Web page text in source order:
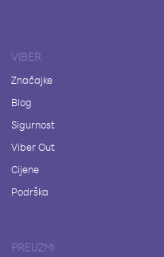
VIBER
Značajke
Blog
Sigurnost
Viber Out
Cijene
Podrška
PREUZMI